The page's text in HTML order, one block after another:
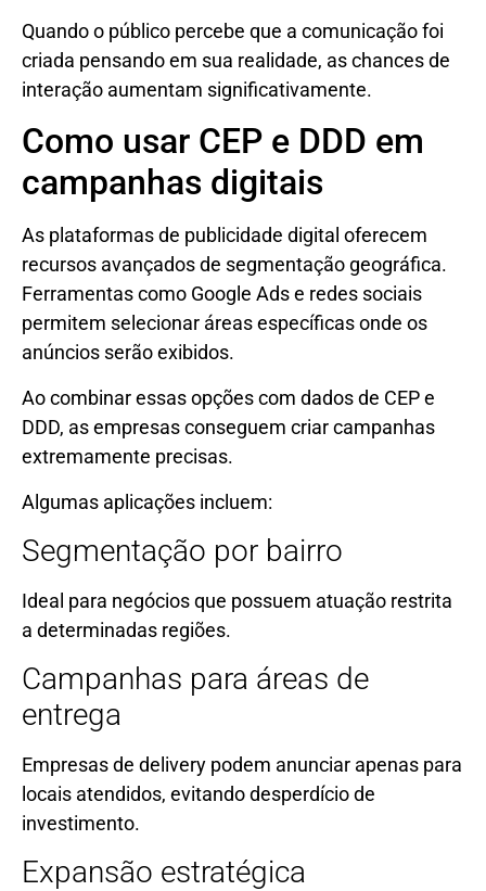
Quando o público percebe que a comunicação foi
criada pensando em sua realidade, as chances de
interação aumentam significativamente.
Como usar CEP e DDD em
campanhas digitais
As plataformas de publicidade digital oferecem
recursos avançados de segmentação geográfica.
Ferramentas como Google Ads e redes sociais
permitem selecionar áreas específicas onde os
anúncios serão exibidos.
Ao combinar essas opções com dados de CEP e
DDD, as empresas conseguem criar campanhas
extremamente precisas.
Algumas aplicações incluem:
Segmentação por bairro
Ideal para negócios que possuem atuação restrita
a determinadas regiões.
Campanhas para áreas de
entrega
Empresas de delivery podem anunciar apenas para
locais atendidos, evitando desperdício de
investimento.
Expansão estratégica